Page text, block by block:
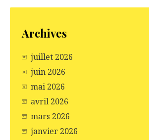
Archives
juillet 2026
juin 2026
mai 2026
avril 2026
mars 2026
janvier 2026